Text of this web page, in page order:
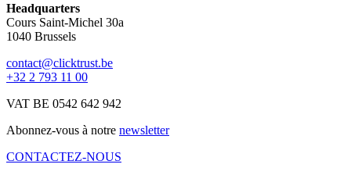
Headquarters
Cours Saint-Michel 30a
1040 Brussels
contact@clicktrust.be
+32 2 793 11 00
VAT BE 0542 642 942
Abonnez-vous à notre newsletter
CONTACTEZ-NOUS